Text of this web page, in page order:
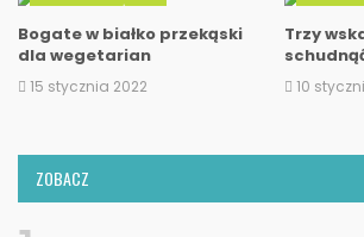
DIETA I STYL ŻYCIA
Bogate w białko przekąski
dla wegetarian
15 stycznia 2022
DIETA I
Trzy
10
ZOBACZ